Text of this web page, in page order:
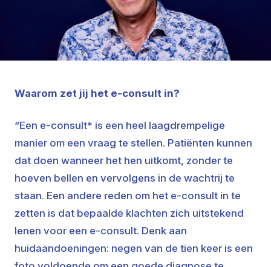
Waarom zet jij het e-consult in?
“Een e-consult* is een heel laagdrempelige
manier om een vraag te stellen. Patiënten kunnen
dat doen wanneer het hen uitkomt, zonder te
hoeven bellen en vervolgens in de wachtrij te
staan. Een andere reden om het e-consult in te
zetten is dat bepaalde klachten zich uitstekend
lenen voor een e-consult. Denk aan
huidaandoeningen: negen van de tien keer is een